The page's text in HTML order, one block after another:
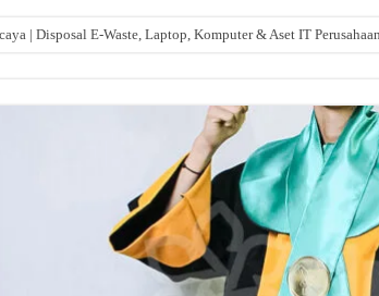
| Disposal E-Waste, Laptop, Komputer & Aset IT